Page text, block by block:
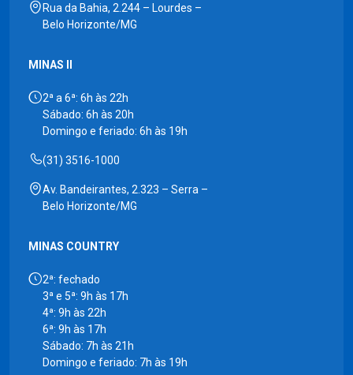
Rua da Bahia, 2.244 – Lourdes –
Belo Horizonte/MG
MINAS II
2ª a 6ª: 6h às 22h
Sábado: 6h às 20h
Domingo e feriado: 6h às 19h
(31) 3516-1000
Av. Bandeirantes, 2.323 – Serra –
Belo Horizonte/MG
MINAS COUNTRY
2ª: fechado
3ª e 5ª: 9h às 17h
4ª: 9h às 22h
6ª: 9h às 17h
Sábado: 7h às 21h
Domingo e feriado: 7h às 19h